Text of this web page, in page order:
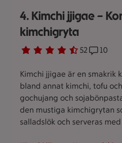
4. Kimchi jjigae –
kimchigryta
Betyg 4.3 av 5. 52
52 personer har röstat 10
Kimchi jjigae är en smakrik
bland annat kimchi, tofu
gochujang och
den mustiga kimchigrytan
salladslök och serveras med